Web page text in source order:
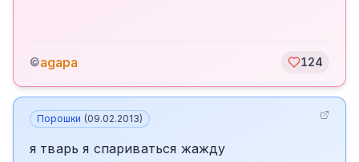
©agapa 124
Порошки (09.02.2013)
я тварь я спариваться жажду